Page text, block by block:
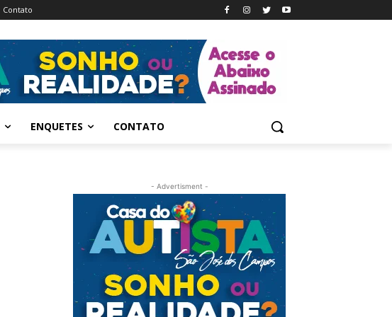
Contato
ENQUETES CONTATO
- Advertisment -